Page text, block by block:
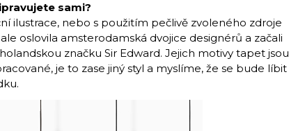
sami?
ilustrace, nebo s použitím pečlivě zvoleného zdroje
oslovila amsterodamská dvojice designérů a začali
značku Sir Edward. Jejich motivy tapet jsou
je to zase jiný styl a myslíme, že se bude líbit